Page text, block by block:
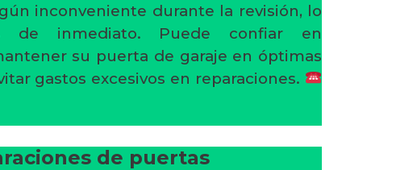
inconveniente durante la revisión, lo
de inmediato. Puede confiar en
su puerta de garaje en óptimas
gastos excesivos en reparaciones.
de puertas